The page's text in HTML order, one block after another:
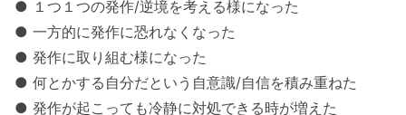
● １つ１つの発作/逆境を考える様になった
● 一方的に発作に恐れなくなった
● 発作に取り組む様になった
● 何とかする自分だという自意識/自信を積み重ねた
● 発作が起こっても冷静に対処できる時が増えた